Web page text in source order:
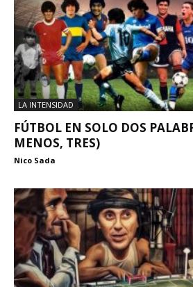
LA INTENSIDAD
FÚTBOL EN SOLO DOS
MENOS, TRES)
Nico Sada